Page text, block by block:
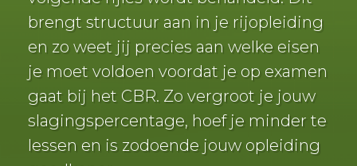
brengt structuur aan in je rijopleiding
en zo weet jij precies aan welke eisen
je moet voldoen voordat je op examen
gaat bij het CBR. Zo vergroot je jouw
slagingspercentage, hoef je minder te
lessen en is zodoende jouw opleiding